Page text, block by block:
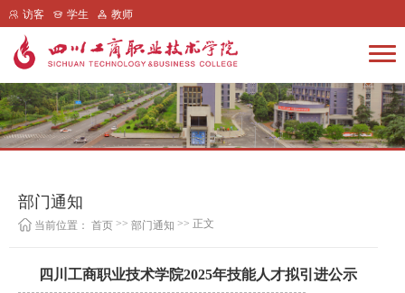
访客 学生 教师
部门通知
当前位置： 首页 >> 部门通知 >> 正文
四川工商职业技术学院2025年技能人才拟引进公示